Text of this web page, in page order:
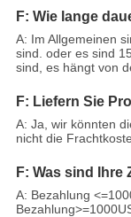
F: Wie lange
A: Im Allgemeinen
sind. oder es sind
sind, es hängt von
F: Liefern Sie
A: Ja, wir könnten
nicht die
F: Was sind
A: Bezahlung